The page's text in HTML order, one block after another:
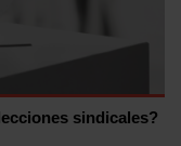
sindicales?